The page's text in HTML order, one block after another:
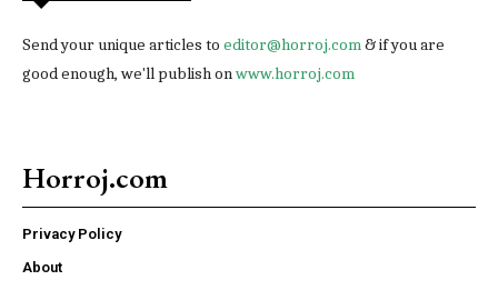
Send your unique articles to editor@horroj.com& if you are
good enough, we'll publish onwww.horroj.com
Horroj.com
Privacy Policy
About